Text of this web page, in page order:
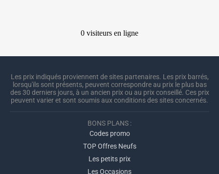
Les prix indiqués proviennent de sites partenaires. Les prix barrés,
lorsqu'ils sont présents, peuvent correspondre au prix le plus bas
des 30 derniers jours, à un ancien prix ou au prix conseillé. Ces prix
peuvent varier et sont soumis aux conditions des sites concernés.
BONS PLANS :
Codes promo
TOP Offres Neufs
Les petits prix
Les Occasions